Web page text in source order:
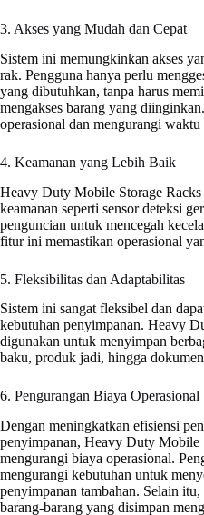
3. Akses yang Mudah dan Cepat
Sistem ini memungkinkan akses
rak. Pengguna hanya perlu
yang dibutuhkan, tanpa harus
mengakses barang yang
operasional dan mengurangi waktu
4. Keamanan yang Lebih Baik
Heavy Duty Mobile Storage
keamanan seperti sensor deteksi
penguncian untuk mencegah
fitur ini memastikan operasional
5. Fleksibilitas dan Adaptabilitas
Sistem ini sangat fleksibel dan
kebutuhan penyimpanan. Heavy
digunakan untuk menyimpan
baku, produk jadi, hingga
6. Pengurangan Biaya Operasional
Dengan meningkatkan efisiensi
penyimpanan, Heavy Duty Mobile
mengurangi biaya operasional.
mengurangi kebutuhan untuk
penyimpanan tambahan. Selain
barang-barang yang disimpan